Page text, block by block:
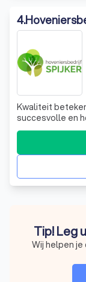
4.
Kwaliteit
succesvolle en
Tip! Leg
Wij helpen